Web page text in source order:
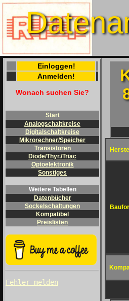
Einloggen!
Anmelden!
Wonach suchen Sie?
Start
Analogschaltkreise
Digitalschaltkreise
Mikrorechner/Speicher
Transistoren
Diode/Thyr./Triac
Optoelektronik
Sonstiges
Weitere Tabellen
Datenbücher
Sockelschaltungen
Kompatibel
Preislisten
Fehler melden